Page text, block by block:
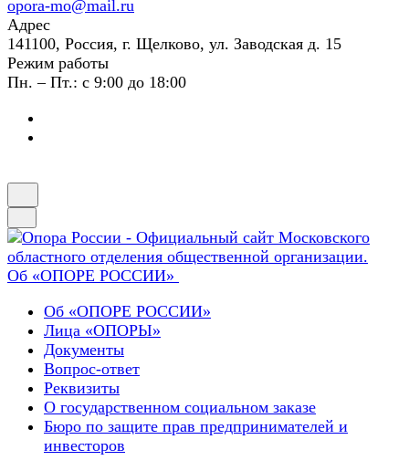
opora-mo@mail.ru
Адрес
141100, Россия, г. Щелково, ул. Заводская д. 15
Режим работы
Пн. – Пт.: с 9:00 до 18:00
Об «ОПОРЕ РОССИИ»
Об «ОПОРЕ РОССИИ»
Лица «ОПОРЫ»
Документы
Вопрос-ответ
Реквизиты
О государственном социальном заказе
Бюро по защите прав предпринимателей и
инвесторов